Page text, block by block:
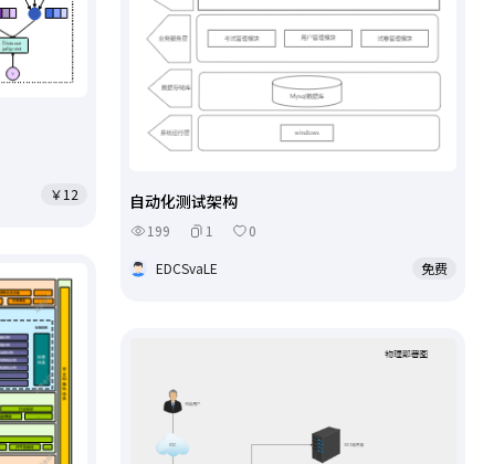
￥12 自动化测试架构
199 1
0
EDCSvaLE
免费